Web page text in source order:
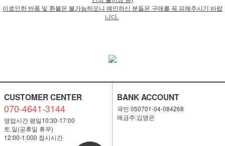
이로인한 반품 및 환불은 불가능하오니 예민하신 분들은 구매를 꼭 피해주시기 바랍
니다.
CUSTOMER CENTER
070-4641-3144
영업시간 평일10:30-17:00
토.일(공휴일 휴무)
12:00-1:000 점시시간
BANK ACCOUNT
국민 050701-04-084268
예금주:김명은